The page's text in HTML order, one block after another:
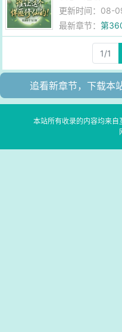
更新时间：08-
最新章节：第
1/1
追看新章节，下载本
本站所有收录的内容均来自